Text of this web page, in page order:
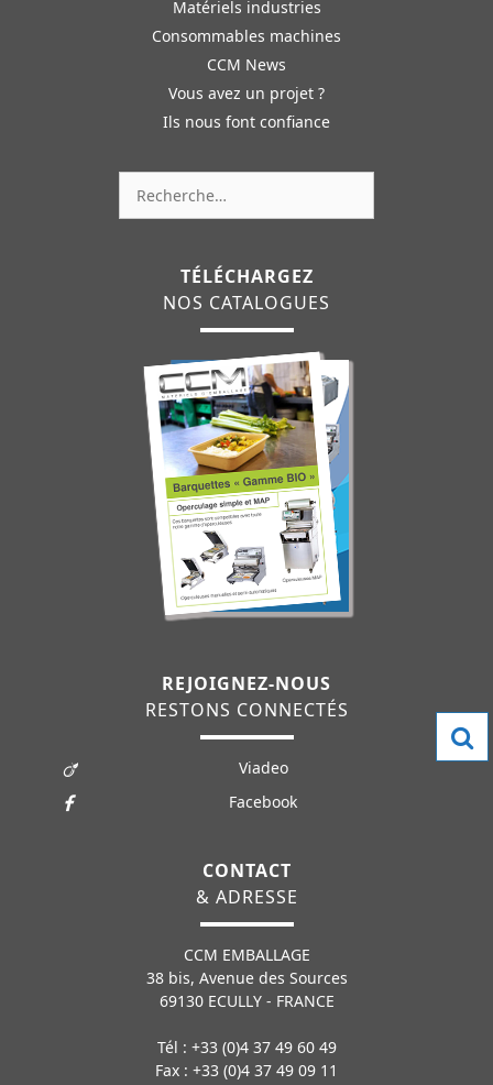
Matériels industries
Consommables machines
CCM News
Vous avez un projet ?
Ils nous font confiance
TÉLÉCHARGEZ
NOS CATALOGUES
REJOIGNEZ-NOUS
RESTONS CONNECTÉS
Viadeo
Facebook
CONTACT
& ADRESSE
CCM EMBALLAGE
38 bis, Avenue des Sources
69130 ECULLY - FRANCE
Tél : +33 (0)4 37 49 60 49
Fax : +33 (0)4 37 49 09 11